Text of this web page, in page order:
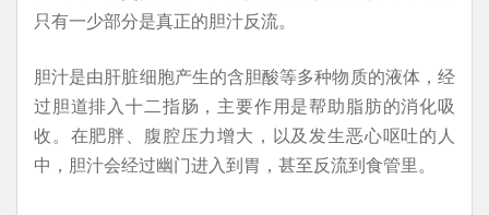
只有一少部分是真正的胆汁反流。
胆汁是由肝脏细胞产生的含胆酸等多种物质的液体，经
过胆道排入十二指肠，主要作用是帮助脂肪的消化吸
收。在肥胖、腹腔压力增大，以及发生恶心呕吐的人
中，胆汁会经过幽门进入到胃，甚至反流到食管里。